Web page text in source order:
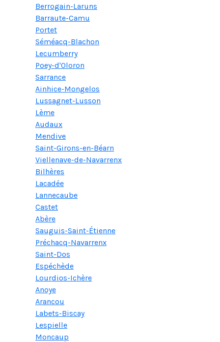
Berrogain-Laruns
Barraute-Camu
Portet
Séméacq-Blachon
Lecumberry
Poey-d'Oloron
Sarrance
Ainhice-Mongelos
Lussagnet-Lusson
Lème
Audaux
Mendive
Saint-Girons-en-Béarn
Viellenave-de-Navarrenx
Bilhères
Lacadée
Lannecaube
Castet
Abère
Sauguis-Saint-Étienne
Préchacq-Navarrenx
Saint-Dos
Espéchède
Lourdios-Ichère
Anoye
Arancou
Labets-Biscay
Lespielle
Moncaup